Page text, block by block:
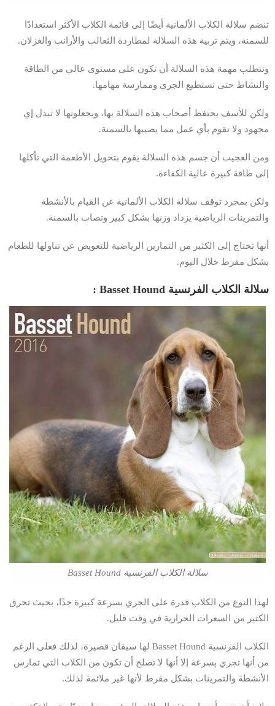
تنضم سلالة الكلاب الألمانية أيضًا إلى قائمة الكلاب الأكثر استعدادًا
للسمنة، ويتم تربية هذه السلالة لمطاردة الثعالب والأرانب والغزلان.
وتتطلب مهمة هذه السلالة أن تكون على مستوى عالي من الطاقة
والنشاط حتى تستطيع الجري وممارسة مهامها.
ولكن للأسف يحتفظ أصحاب هذه السلالة بها، ويجعلونها لا تبذل إي
مجهود ولا تقوم بأي عمل مما يصيبها بالسمنة.
ومن العجيب أن جسم هذه السلالة يقوم بتحويل الأطعمة التي تأكلها
إلى طاقة كبيرة عالية الكفاءة.
ولكن بمجرد توقف سلالة الكلاب الألمانية عن القيام بالأنشطة
والتمرينات الرياضية يزداد وزنها بشكل كبير وتصاب بالسمنة.
أنها تحتاج إلى الكثير من التمارين الرياضية للتعويض عن تناولها للطعام
بشكل مفرط خلال اليوم.
سلالة الكلاب الفرنسية Basset Hound
:
سلالة الكلاب الفرنسية Basset Hound
لهذا النوع من الكلاب قدرة على الجري بسرعة كبيرة جدًا، بحيث تحرق
الكثير من السعرات الحرارية في وقت قليل.
الكلاب الفرنسية Basset Hound لها سيقان قصيرة، لذلك فعلى الرغم
من أنها تجري بسرعة إلا أنها لا تصلح أن تكون من الكلاب التي تمارس
الأنشطة والتمرينات بشكل مفرط لأنها غير ملائمة لذلك.